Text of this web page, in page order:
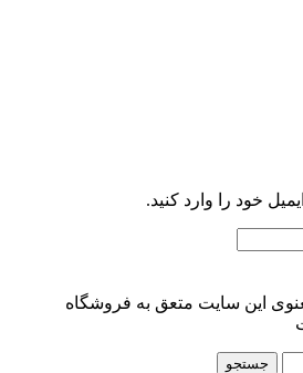
خود را وارد کنید.
این سایت متعق به فروشگاه
جستجو